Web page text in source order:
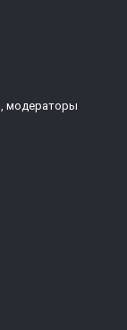
модераторы